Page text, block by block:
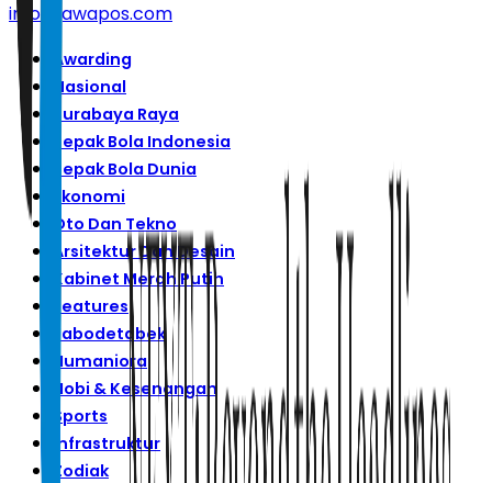
info@jawapos.com
Awarding
Nasional
Surabaya Raya
Sepak Bola Indonesia
Sepak Bola Dunia
Ekonomi
Oto Dan Tekno
Arsitektur Dan Desain
Kabinet Merah Putih
Features
Jabodetabek
Humaniora
Hobi & Kesenangan
Sports
Infrastruktur
Zodiak